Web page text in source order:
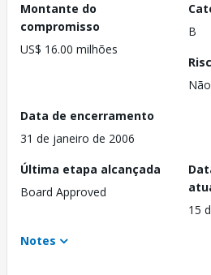
Montante do
compromisso
US$ 16.00 milhões
B
Data de encerramento
31 de janeiro de 2006
Última etapa alcançada
Board Approved
15
Notes